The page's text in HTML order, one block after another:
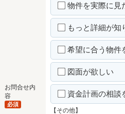
お問合せ内
容
必須
物件を実際に見
もっと詳細が知
希望に合う物件
図面が欲しい
資金計画の相談
【その他】